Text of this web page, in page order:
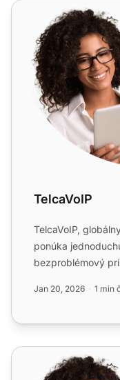
TelcaVoIP
TelcaVoIP
TelcaVoIP,
ponúka
bezproblémový
Jan 20, 2026 1 min
Telsome